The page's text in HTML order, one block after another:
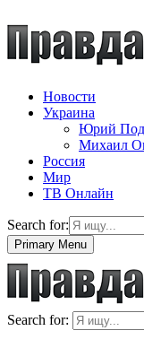
Новости
Украина
Юрий
Михаил
Россия
Мир
ТВ Онлайн
Search for:
Primary Menu
Search for: